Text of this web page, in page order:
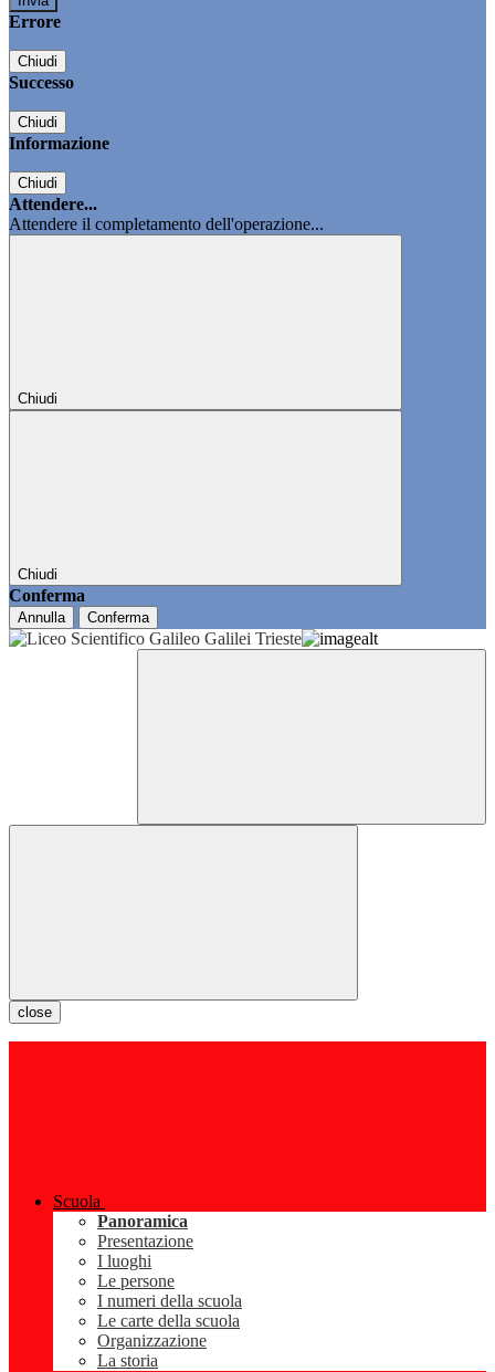
Errore
Chiudi
Successo
Chiudi
Informazione
Chiudi
Attendere...
Attendere il completamento dell'operazione...
Chiudi
Chiudi
Conferma
Annulla Conferma
close
Scuola
Panoramica
Presentazione
I luoghi
Le persone
I numeri della scuola
Le carte della scuola
Organizzazione
La storia